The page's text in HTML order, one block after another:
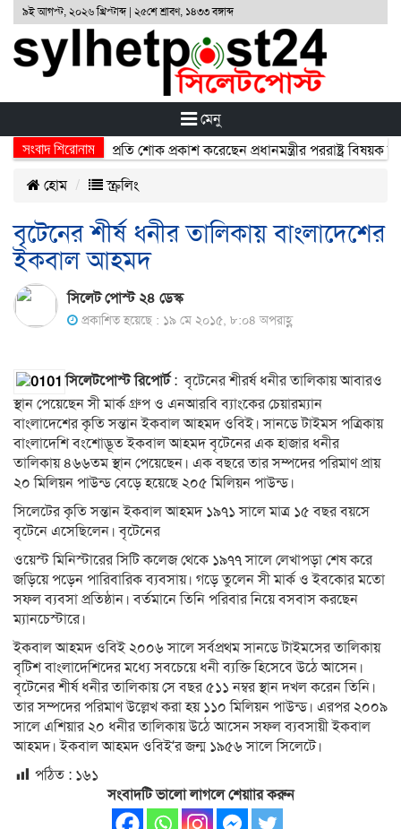
৯ই আগস্ট, ২০২৬ খ্রিস্টাব্দ | ২৫শে শ্রাবণ, ১৪৩৩ বঙ্গাব্দ
মেনু
সংবাদ শিরোনাম
নিহতদের প্রতি শোক প্রকাশ করেছেন প্রধানমন্ত্রীর পররাষ্ট্র বিষয়ক
হোম
স্ক্রলিং
বৃটেনের শীর্ষ ধনীর তালিকায় বাংলাদেশের
ইকবাল আহমদ
সিলেট পোস্ট ২৪ ডেস্ক
প্রকাশিত হয়েছে : ১৯ মে ২০১৫, ৮:০৪ অপরাহ্ণ
সিলেটপোস্ট রিপোর্ট: বৃটেনের শীর্র্ষ ধনীর তালিকায় আবারও
স্থান পেয়েছেন সী মার্ক গ্রুপ ও এনআরবি ব্যাংকের চেয়ারম্যান
বাংলাদেশের কৃতি সন্তান ইকবাল আহমদ ওবিই। সানডে টাইমস পত্রিকায়
বাংলাদেশি বংশোদ্ভূত ইকবাল আহমদ বৃটেনের এক হাজার ধনীর
তালিকায় ৪৬৬তম স্থান পেয়েছেন। এক বছরে তার সম্পদের পরিমাণ প্রায়
২০ মিলিয়ন পাউন্ড বেড়ে হয়েছে ২০৫ মিলিয়ন পাউন্ড।
সিলেটের কৃতি সন্তান ইকবাল আহমদ ১৯৭১ সালে মাত্র ১৫ বছর বয়সে
বৃটেনে এসেছিলেন। বৃটেনের
ওয়েস্ট মিনিস্টারের সিটি কলেজ থেকে ১৯৭৭ সালে লেখাপড়া শেষ করে
জড়িয়ে পড়েন পারিবারিক ব্যবসায়। গড়ে তুলেন সী মার্ক ও ইবকোর মতো
সফল ব্যবসা প্রতিষ্ঠান। বর্তমানে তিনি পরিবার নিয়ে বসবাস করছেন
ম্যানচেস্টারে।
ইকবাল আহমদ ওবিই ২০০৬ সালে সর্বপ্রথম সানডে টাইমসের তালিকায়
বৃটিশ বাংলাদেশিদের মধ্যে সবচেয়ে ধনী ব্যক্তি হিসেবে উঠে আসেন।
বৃটেনের শীর্ষ ধনীর তালিকায় সে বছর ৫১১ নম্বর স্থান দখল করেন তিনি।
তার সম্পদের পরিমাণ উল্লেখ করা হয় ১১০ মিলিয়ন পাউন্ড। এরপর ২০০৯
সালে এশিয়ার ২০ ধনীর তালিকায় উঠে আসেন সফল ব্যবসায়ী ইকবাল
আহমদ। ইকবাল আহমদ ওবিই‘র জন্ম ১৯৫৬ সালে সিলেটে।
পঠিত : ১৬১
সংবাদটি ভালো লাগলে শেয়াার করুন